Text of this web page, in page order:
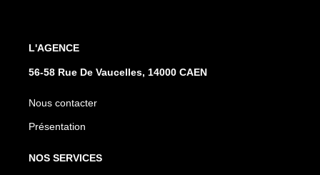
L'AGENCE
56-58 Rue De Vaucelles, 14000 CAEN
Nous contacter
Présentation
NOS SERVICES